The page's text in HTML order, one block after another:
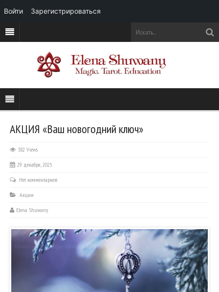
АКЦИЯ «Ваш новогодний ключ»
382 Views
29 декабря, 2025
Нет комментариев
Акции
Elena Shuwany
Войти Зарегистрироваться